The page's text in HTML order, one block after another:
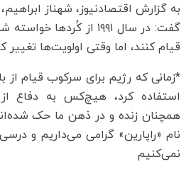
به گزارش اقتصادنیوز، شهناز
گفت: در سال ۱۹۹۱ از
قیام کنند، اما وقتی اولویت‌ها تغییر
*زمانی که رژیم برای سرکوب قیام از
استفاده کرد، هیچ‌کس به دفاع
همچنان زنده و در ذهن ما حک
نام «راپارین» گرامی می‌داریم و
نمی‌کنیم